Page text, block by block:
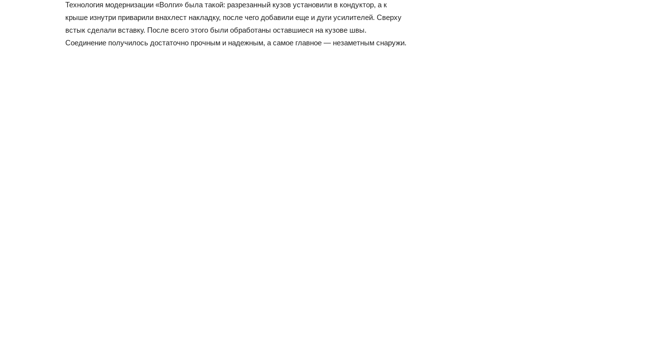
Технология модернизации «Волги» была такой: разрезанный кузов установили в кондуктор, а к
крыше изнутри приварили внахлест накладку, после чего добавили еще и дуги усилителей. Сверху
встык сделали вставку. После всего этого были обработаны оставшиеся на кузове швы.
Соединение получилось достаточно прочным и надежным, а самое главное — незаметным снаружи.